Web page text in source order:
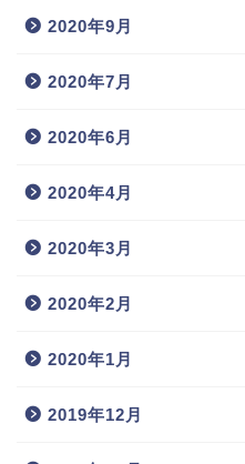
2020年9月
2020年7月
2020年6月
2020年4月
2020年3月
2020年2月
2020年1月
2019年12月